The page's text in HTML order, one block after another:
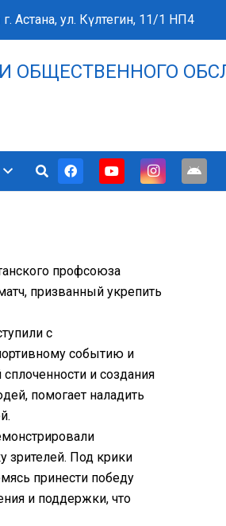
г. Астана, ул. Күлтегин, 11/1 НП4
профсоюза
призванный укрепить
с
событию и
и создания
помогает наладить
зрителей. Под крики
принести победу
и поддержки, что